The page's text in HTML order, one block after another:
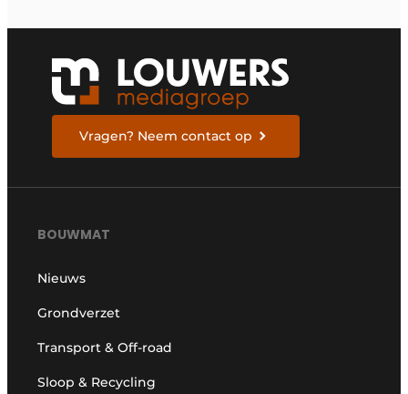
Vragen? Neem contact op
BOUWMAT
Nieuws
Grondverzet
Transport & Off-road
Sloop & Recycling